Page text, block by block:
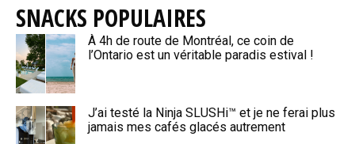
SNACKS POPULAIRES
À 4h de route de Montréal, ce coin de
l’Ontario est un véritable paradis estival !
J’ai testé la Ninja SLUSHi™ et je ne ferai plus
jamais mes cafés glacés autrement